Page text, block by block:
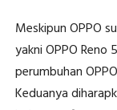
Meskipun OPPO
yakni OPPO Reno
perumbuhan
Keduanya